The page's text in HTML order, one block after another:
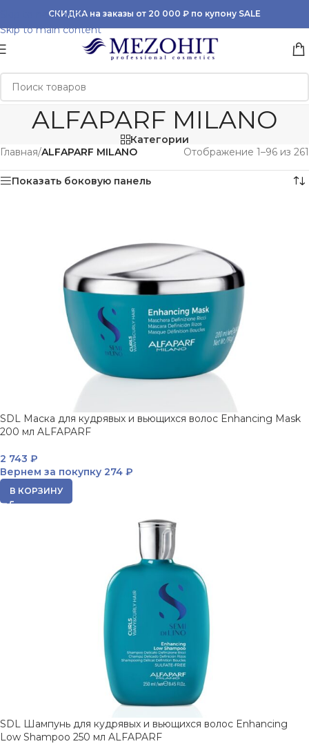
Skip to navigation
Skip to main content
СКИДКА на заказы от 20 000 ₽ по купону SALE
ALFAPARF MILANO
Категории
Главная/ALFAPARF MILANO Отображение 1–96 из 261
Показать боковую панель
SDL Маска для кудрявых и вьющихся волос Enhancing Mask
200 мл ALFAPARF
2 743 ₽
Вернем за покупку 274 ₽
В КОРЗИНУ
SDL Шампунь для кудрявых и вьющихся волос Enhancing
Low Shampoo 250 мл ALFAPARF